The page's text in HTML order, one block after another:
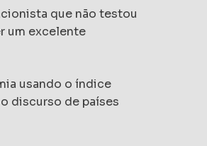
que não testou
um excelente
usando o índice
discurso de países